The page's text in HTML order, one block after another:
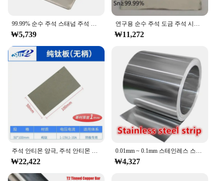
Crafted from robust steel, the 주석 플래이트 Tool
Set is designed to withstand the rigors of
construction and maintenance work. The set
includes a variety of tools that are not only durable
but also precise, ensuring that every task is
completed with accuracy. Whether you're a
professional contractor or a DIY enthusiast, this
tool set is engineered to meet your needs.
**Versatility and Efficiency**
The 주석 플래이트 Tool Set is more than just a
collection of tools; it's a versatile solution for a
wide range of tasks. The set includes tools for
drilling, cutting, and fastening, making it an
indispensable addition to any toolbox. The
ergonomic design of the tools ensures comfort
during prolonged use, allowing you to work
efficiently without fatigue.
99.99% 순수 주석 스태넘 주석 시트 플레이트 포일, 0.02mm, 0.03mm, 0.05mm, 0.1mm, 0.2mm, 0.3mm, 0.4mm, 0.5mm, 0.8mm, 1mm, 1.5mm, 2mm, 3mm, 5mm, 8mm
₩5,739
연구용 순수 주석 도금 주석 시트, 주석 호일 스트립, 주석 판 패널, 두께 Sn≥ 99.99%, 0.2mm, 0.3mm, 0.5mm
₩11,272
₩22,422 ₩4,327